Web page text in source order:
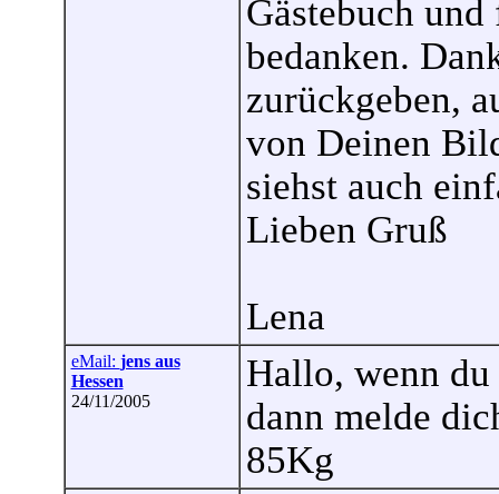
Gästebuch
bedanken.
zurückgeben,
von Deinen
siehst auch
Lieben Gruß
Lena
eMail: jens aus
Hessen
24/11/2005
Hallo, wenn
dann melde
85Kg